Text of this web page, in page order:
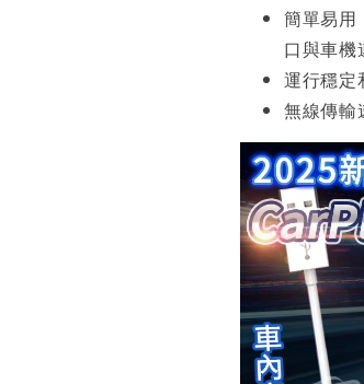
簡單易用
口與車機
運行穩定
無線傳輸